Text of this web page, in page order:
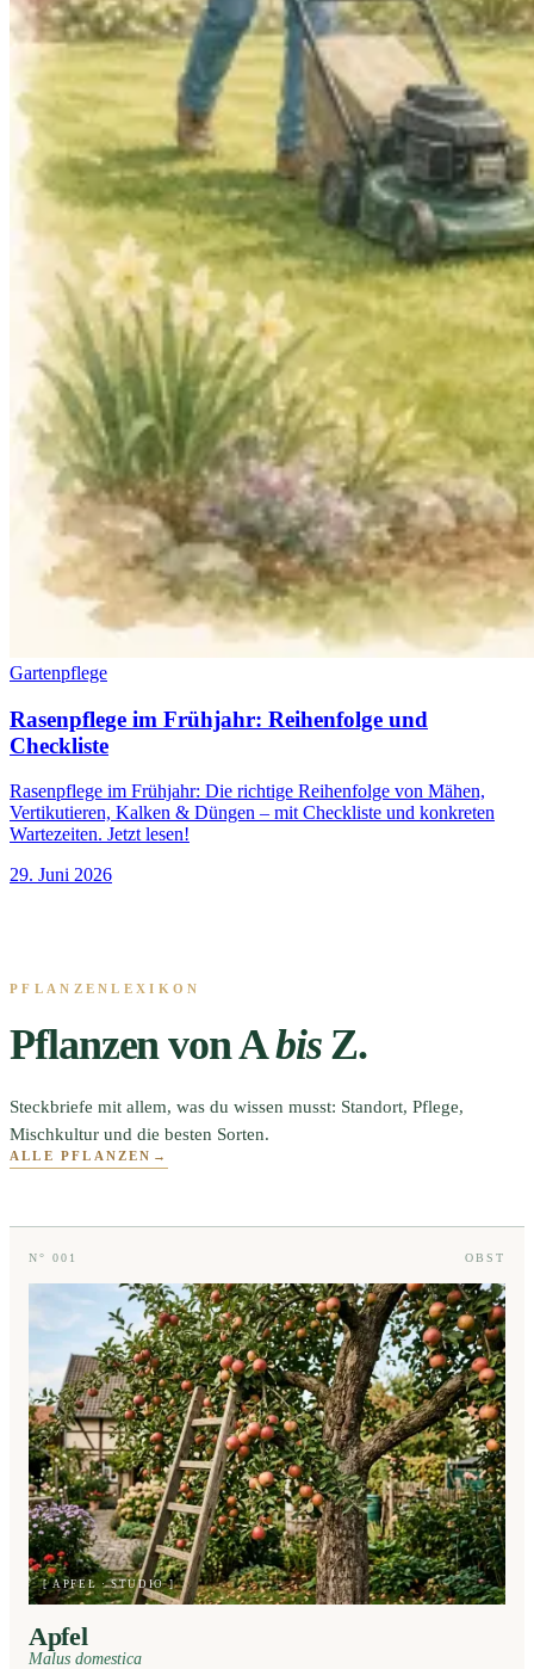
Gartenpflege
Rasenpflege im Frühjahr: Reihenfolge und
Checkliste
Rasenpflege im Frühjahr: Die richtige Reihenfolge von Mähen,
Vertikutieren, Kalken & Düngen – mit Checkliste und konkreten
Wartezeiten. Jetzt lesen!
29. Juni 2026
PFLANZENLEXIKON
Pflanzen von AbisZ.
Steckbriefe mit allem, was du wissen musst: Standort, Pflege,
Mischkultur und die besten Sorten.
ALLE PFLANZEN →
N° 001 OBST
[ APFEL · STUDIO ]
Apfel
Malus domestica